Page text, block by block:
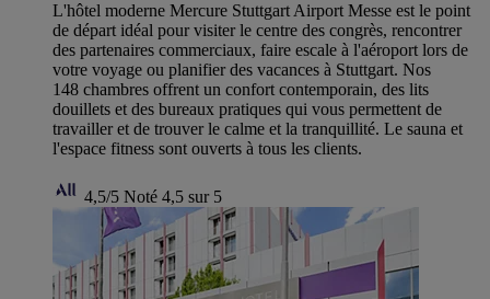
L'hôtel moderne Mercure Stuttgart Airport Messe est le point
de départ idéal pour visiter le centre des congrès, rencontrer
des partenaires commerciaux, faire escale à l'aéroport lors de
votre voyage ou planifier des vacances à Stuttgart. Nos
148 chambres offrent un confort contemporain, des lits
douillets et des bureaux pratiques qui vous permettent de
travailler et de trouver le calme et la tranquillité. Le sauna et
l'espace fitness sont ouverts à tous les clients.
4,5/5 Noté 4,5 sur 5